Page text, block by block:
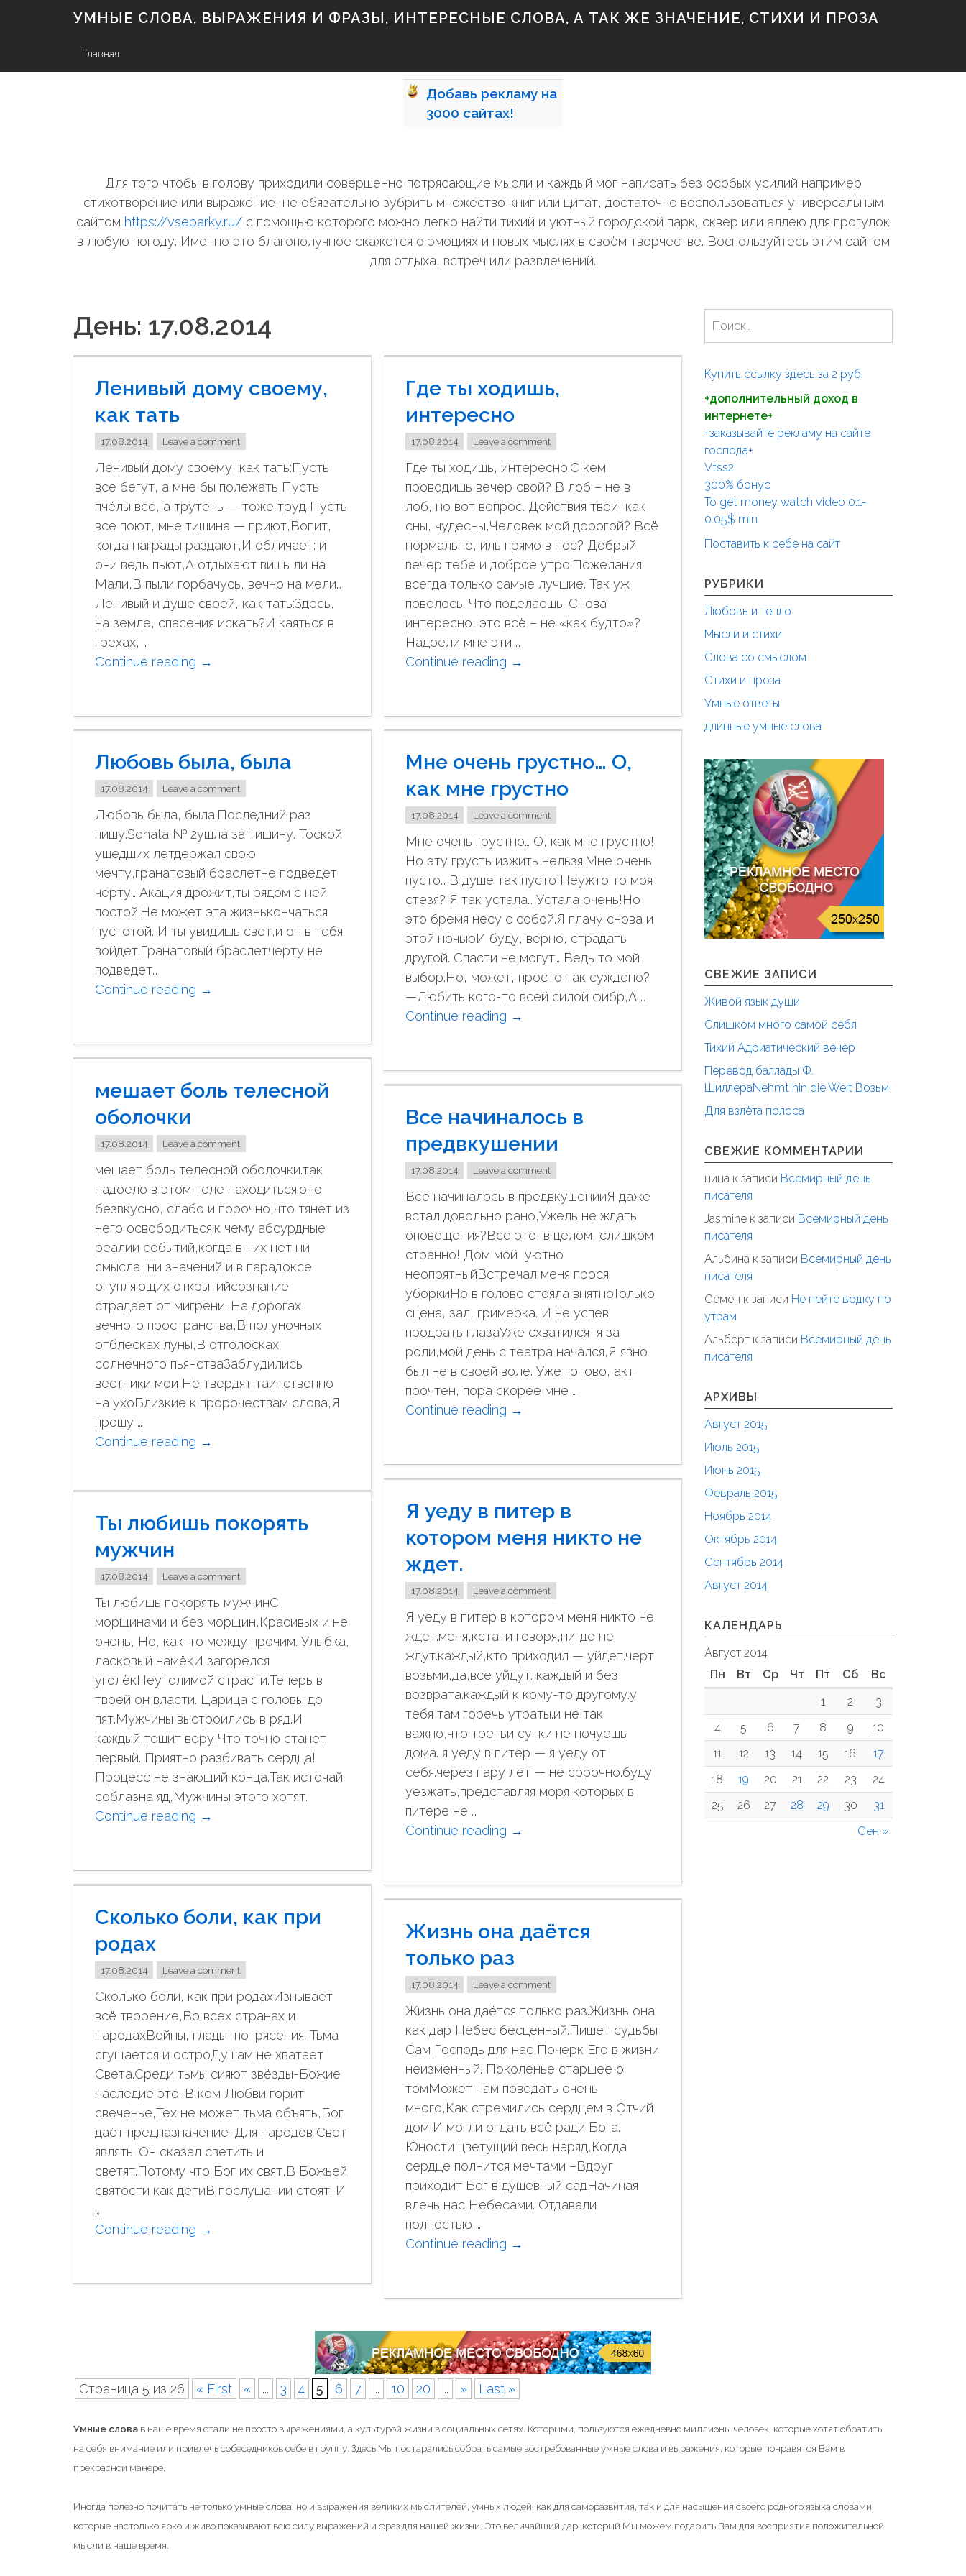
УМНЫЕ СЛОВА, ВЫРАЖЕНИЯ И ФРАЗЫ, ИНТЕРЕСНЫЕ СЛОВА, А ТАК ЖЕ ЗНАЧЕНИЕ, СТИХИ И ПРОЗА
k
p
Главная
Добавь рекламу на
3000 сайтах!
Для того чтобы в голову приходили совершенно потрясающие мысли и каждый мог написать без особых усилий например
стихотворение или выражение, не обязательно зубрить множество книг или цитат, достаточно воспользоваться универсальным
сайтом https://vseparky.ru/ с помощью которого можно легко найти тихий и уютный городской парк, сквер или аллею для прогулок
в любую погоду. Именно это благополучное скажется о эмоциях и новых мыслях в своём творчестве. Воспользуйтесь этим сайтом
для отдыха, встреч или развлечений.
День: 17.08.2014
Ленивый дому своему,
как тать
17.08.2014 Leave a comment
Ленивый дому своему, как тать:Пусть
все бегут, а мне бы полежать,Пусть
пчёлы все, а трутень — тоже труд,Пусть
все поют, мне тишина — приют,Вопит,
когда награды раздают,И обличает: и
они ведь пьют,А отдыхают вишь ли на
Мали,В пыли горбачусь, вечно на мели…
Ленивый и душе своей, как тать:Здесь,
на земле, спасения искать?И каяться в
грехах, …
Continue reading "
н
в
ы
й
д
о
м
у
с
в
о
е
у
т
ь
"
→
Где ты ходишь,
интересно
17.08.2014 Leave a comment
Где ты ходишь, интересно.С кем
проводишь вечер свой? В лоб – не в
лоб, но вот вопрос. Действия твои, как
сны, чудесны,Человек мой дорогой? Всё
нормально, иль прямо в нос? Добрый
вечер тебе и доброе утро.Пожелания
всегда только самые лучшие. Так уж
повелось. Что поделаешь. Снова
интересно, это всё – не «как будто»?
Надоели мне эти …
Continue reading "
е
ы
о
д
и
ш
ь
,
и
н
т
е
р
о
"
→
Любовь была, была
17.08.2014 Leave a comment
Любовь была, была.Последний раз
пишу.Sonata № 2ушла за тишину. Тоской
ушедших летдержал свою
мечту,гранатовый браслетне подведет
черту… Акация дрожит,ты рядом с ней
постой.Не может эта жизнькончаться
пустотой. И ты увидишь свет,и он в тебя
войдет.Гранатовый браслетчерту не
подведет…
Continue reading "
б
в
ы
л
а
,
б
ы
л
а
"
→
Мне очень грустно… О,
как мне грустно
17.08.2014 Leave a comment
Мне очень грустно… О, как мне грустно!
Но эту грусть изжить нельзя.Мне очень
пусто… В душе так пусто!Неужто то моя
стезя? Я так устала… Устала очень!Но
это бремя несу с собой.Я плачу снова и
этой ночьюИ буду, верно, страдать
другой. Спасти не могут… Ведь то мой
выбор.Но, может, просто так суждено?
—Любить кого-то всей силой фибр,А …
Continue reading "
е
ч
н
ь
г
р
у
с
т
н
о
…
О
,
к
н
е
р
у
т
н
о
"
→
мешает боль телесной
оболочки
17.08.2014 Leave a comment
мешает боль телесной оболочки.так
надоело в этом теле находиться.оно
безвкусно, слабо и порочно,что тянет из
него освободиться.к чему абсурдные
реалии событий,когда в них нет ни
смысла, ни значений,и в парадоксе
отупляющих открытийсознание
страдает от мигрени. На дорогах
вечного пространства,В полуночных
отблесках луны,В отголосках
солнечного пьянстваЗаблудились
вестники мои,Не твердят таинственно
на ухоБлизкие к пророчествам слова,Я
прошу …
Continue reading "
а
б
о
л
ь
т
е
л
е
с
н
о
й
л
о
к
"
→
Все начиналось в
предвкушении
17.08.2014 Leave a comment
Все начиналось в предвкушенииЯ даже
встал довольно рано,Ужель не ждать
оповещения?Все это, в целом, слишком
странно! Дом мой уютно
неопрятныйВстречал меня прося
уборкиНо в голове стояла внятноТолько
сцена, зал, гримерка. И не успев
продрать глазаУже схватился я за
роли,мой день с театра начался,Я явно
был не в своей воле. Уже готово, акт
прочтен, пора скорее мне …
Continue reading "
е
а
и
а
л
о
с
ь
в
п
р
е
д
в
к
ш
и
"
→
Я уеду в питер в
котором меня никто не
ждет.
17.08.2014 Leave a comment
Я уеду в питер в котором меня никто не
ждет.меня,кстати говоря,нигде не
ждут.каждый,кто приходил — уйдет.черт
возьми,да,все уйдут. каждый и без
возврата.каждый к кому-то другому.у
тебя там горечь утраты.и не так
важно,что третьи сутки не ночуешь
дома. я уеду в питер — я уеду от
себя.через пару лет — не сррочно.буду
уезжать,представляя моря,которых в
питере не …
Continue reading "
е
у
п
и
т
е
р
в
к
о
т
о
р
о
м
н
к
т
о
н
ж
д
.
"
→
Ты любишь покорять
мужчин
17.08.2014 Leave a comment
Ты любишь покорять мужчинС
морщинами и без морщин,Красивых и не
очень, Но, как-то между прочим. Улыбка,
ласковый намёкИ загорелся
уголёкНеутолимой страсти.Теперь в
твоей он власти. Царица с головы до
пят.Мужчины выстроились в ряд.И
каждый тешит веру,Что точно станет
первый. Приятно разбивать сердца!
Процесс не знающий конца.Так источай
соблазна яд,Мужчины этого хотят.
Continue reading "
л
б
ь
п
о
к
о
р
я
т
ь
м
у
ж
→
Сколько боли, как при
родах
17.08.2014 Leave a comment
Сколько боли, как при родахИзнывает
всё творение,Во всех странах и
народахВойны, глады, потрясения. Тьма
сгущается и остроДушам не хватает
Света.Среди тьмы сияют звёзды-Божие
наследие это. В ком Любви горит
свеченье,Тех не может тьма объять,Бог
даёт предназначение-Для народов Свет
являть. Он сказал светить и
светят.Потому что Бог их свят,В Божьей
святости как детиВ послушании стоят. И
…
Continue reading "
о
б
о
→
Жизнь она даётся
только раз
17.08.2014 Leave a comment
Жизнь она даётся только раз.Жизнь она
как дар Небес бесценный.Пишет судьбы
Сам Господь для нас,Почерк Его в жизни
неизменный. Поколенье старшее о
томМожет нам поведать очень
много,Как стремились сердцем в Отчий
дом,И могли отдать всё ради Бога.
Юности цветущий весь наряд,Когда
сердце полнится мечтами –Вдруг
приходит Бог в душевный садНачиная
влечь нас Небесами. Отдавали
полностью …
Continue reading "
з
ь
о
н
а
→
т
:
Купить ссылку здесь за 2 руб.
+дополнительный доход в
интернете+
+заказывайте рекламу на сайте
господа+
Vtss2
300% бонус
To get money watch video 0.1-
0.05$ min
Поставить к себе на сайт
РУБРИКИ
Любовь и тепло
Мысли и стихи
Слова со смыслом
Стихи и проза
Умные ответы
длинные умные слова
СВЕЖИЕ ЗАПИСИ
Живой язык души
Слишком много самой себя
Тихий Адриатический вечер
Перевод баллады Ф.
ШиллераNehmt hin die Weit Возьм
Для взлёта полоса
СВЕЖИЕ КОММЕНТАРИИ
нина к записи Всемирный день
писателя
Jasmineк записи Всемирный день
писателя
Альбинак записи Всемирный день
писателя
Семен к записи Не пейте водку по
утрам
Альбертк записи Всемирный день
писателя
АРХИВЫ
Август 2015
Июль 2015
Июнь 2015
Февраль 2015
Ноябрь 2014
Октябрь 2014
Сентябрь 2014
Август 2014
КАЛЕНДАРЬ
Август 2014
Пн
Вт Ср Чт Пт Сб Вс
Сен »
1 2
3
4
5 6 7 8 9
10
11
12 13 14 15 16
17
18
19 20 21 22 23
24
25
26 27 28 29 30 31
Страница 5 из 26 « First « ... 3 4 5 6 7 ... 10 20 ... » Last »
Умные слова в наше время стали не просто выражениями, а культурой жизни в социальных сетях. Которыми, пользуются ежедневно миллионы человек, которые хотят обратить
на себя внимание или привлечь собеседников себе в группу. Здесь Мы постарались собрать самые востребованные умные слова и выражения, которые понравятся Вам в
прекрасной манере.
Иногда полезно почитать не только умные слова, но и выражения великих мыслителей, умных людей, как для саморазвития, так и для насыщения своего родного языка словами,
которые настолько ярко и живо показывают всю силу выражений и фраз для нашей жизни. Это величайший дар, который Мы можем подарить Вам для восприятия положительной
мысли в наше время.